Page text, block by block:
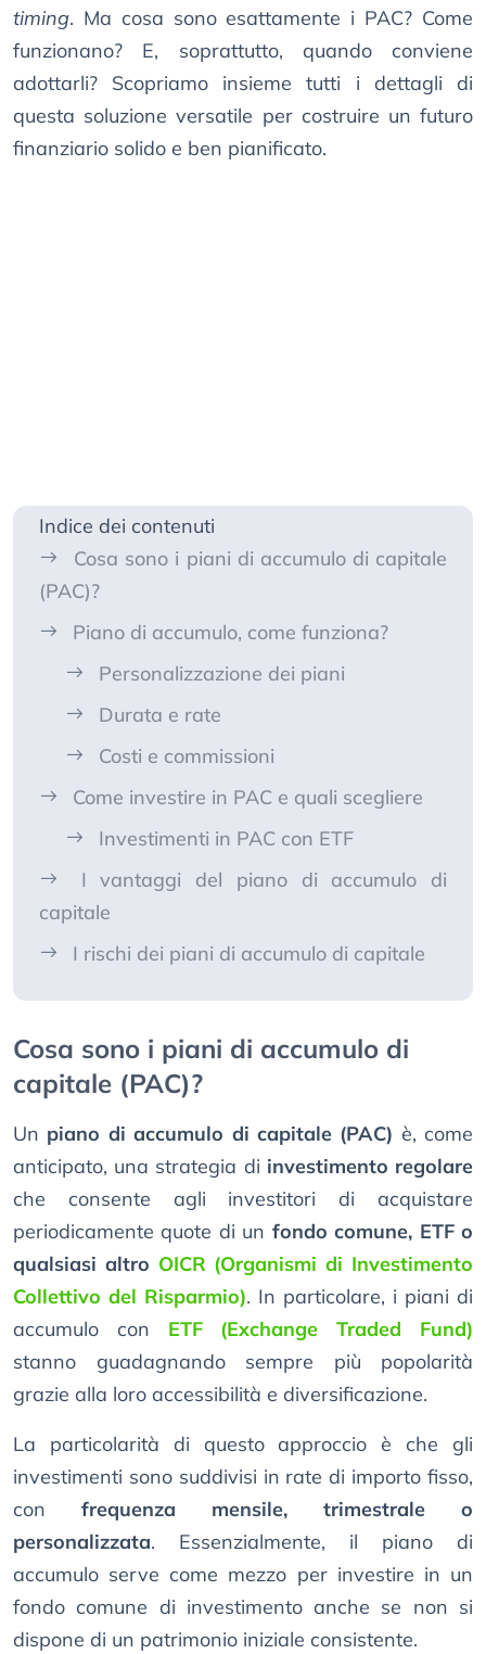
timing. Ma cosa sono esattamente i PAC? Come
funzionano? E, soprattutto, quando conviene
adottarli? Scopriamo insieme tutti i dettagli di
questa soluzione versatile per costruire un futuro
finanziario solido e ben pianificato.
Indice dei contenuti
Cosa sono i piani di accumulo di capitale
(PAC)?
Piano di accumulo, come funziona?
Personalizzazione dei piani
Durata e rate
Costi e commissioni
Come investire in PAC e quali scegliere
Investimenti in PAC con ETF
I vantaggi del piano di accumulo di
capitale
I rischi dei piani di accumulo di capitale
Cosa sono i piani di accumulo di
capitale (PAC)?
Un piano di accumulo di capitale (PAC) è, come
anticipato, una strategia di investimento regolare
che consente agli investitori di acquistare
periodicamente quote di un fondo comune, ETF o
qualsiasi altro OICR (Organismi di Investimento
Collettivo del Risparmio). In particolare, i piani di
accumulo con ETF (Exchange Traded Fund)
stanno guadagnando sempre più popolarità
grazie alla loro accessibilità e diversificazione.
La particolarità di questo approccio è che gli
investimenti sono suddivisi in rate di importo fisso,
con frequenza mensile, trimestrale o
personalizzata. Essenzialmente, il piano di
accumulo serve come mezzo per investire in un
fondo comune di investimento anche se non si
dispone di un patrimonio iniziale consistente.